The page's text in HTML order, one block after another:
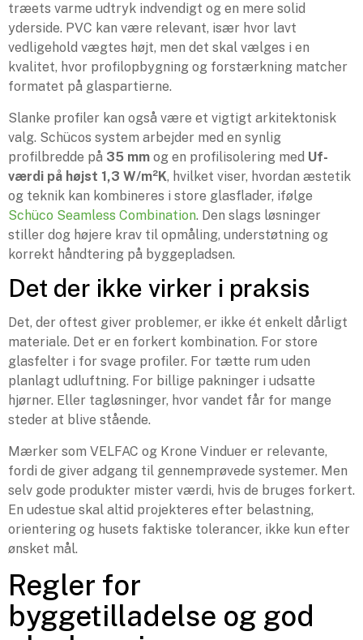
træets varme udtryk indvendigt og en mere solid
yderside. PVC kan være relevant, især hvor lavt
vedligehold vægtes højt, men det skal vælges i en
kvalitet, hvor profilopbygning og forstærkning matcher
formatet på glaspartierne.
Slanke profiler kan også være et vigtigt arkitektonisk
valg. Schücos system arbejder med en synlig
profilbredde på 35 mm og en profilisolering med Uf-
værdi på højst 1,3 W/m²K, hvilket viser, hvordan æstetik
og teknik kan kombineres i store glasflader, ifølge
Schüco Seamless Combination. Den slags løsninger
stiller dog højere krav til opmåling, understøtning og
korrekt håndtering på byggepladsen.
Det der ikke virker i praksis
Det, der oftest giver problemer, er ikke ét enkelt dårligt
materiale. Det er en forkert kombination. For store
glasfelter i for svage profiler. For tætte rum uden
planlagt udluftning. For billige pakninger i udsatte
hjørner. Eller tagløsninger, hvor vandet får for mange
steder at blive stående.
Mærker som VELFAC og Krone Vinduer er relevante,
fordi de giver adgang til gennemprøvede systemer. Men
selv gode produkter mister værdi, hvis de bruges forkert.
En udestue skal altid projekteres efter belastning,
orientering og husets faktiske tolerancer, ikke kun efter
ønsket mål.
Regler for
byggetilladelse og god